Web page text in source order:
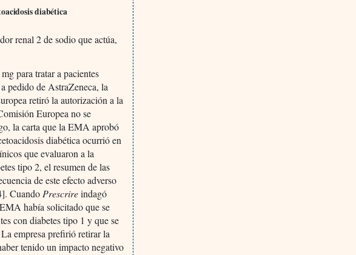
diabética
renal 2 de sodio que actúa,
para tratar a pacientes
pedido de AstraZeneca, la
retiró la autorización a la
Europea no se
la carta que la EMA aprobó
diabética ocurrió en
que evaluaron a la
tipo 2, el resumen de las
de este efecto adverso
Cuando Prescrireindagó
había solicitado que se
con diabetes tipo 1 y que se
empresa prefirió retirar la
tenido un impacto negativo